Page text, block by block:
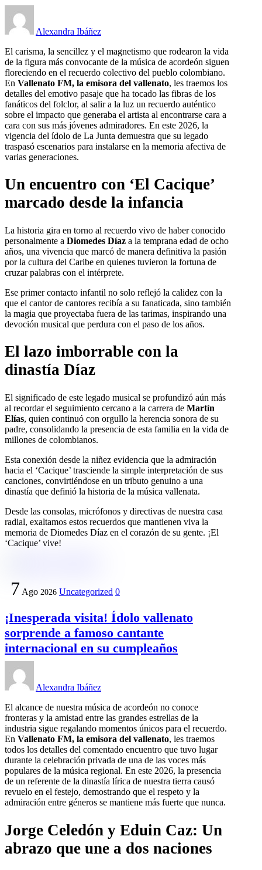
Alexandra Ibáñez
El carisma, la sencillez y el magnetismo que rodearon la vida
de la figura más convocante de la música de acordeón siguen
floreciendo en el recuerdo colectivo del pueblo colombiano.
En Vallenato FM, la emisora del vallenato, les traemos los
detalles del emotivo pasaje que ha tocado las fibras de los
fanáticos del folclor, al salir a la luz un recuerdo auténtico
sobre el impacto que generaba el artista al encontrarse cara a
cara con sus más jóvenes admiradores. En este 2026, la
vigencia del ídolo de La Junta demuestra que su legado
traspasó escenarios para instalarse en la memoria afectiva de
varias generaciones.
Un encuentro con ‘El Cacique’
marcado desde la infancia
La historia gira en torno al recuerdo vivo de haber conocido
personalmente a Diomedes Díaz a la temprana edad de ocho
años, una vivencia que marcó de manera definitiva la pasión
por la cultura del Caribe en quienes tuvieron la fortuna de
cruzar palabras con el intérprete.
Ese primer contacto infantil no solo reflejó la calidez con la
que el cantor de cantores recibía a su fanaticada, sino también
la magia que proyectaba fuera de las tarimas, inspirando una
devoción musical que perdura con el paso de los años.
El lazo imborrable con la
dinastía Díaz
El significado de este legado musical se profundizó aún más
al recordar el seguimiento cercano a la carrera de Martín
Elías, quien continuó con orgullo la herencia sonora de su
padre, consolidando la presencia de esta familia en la vida de
millones de colombianos.
Esta conexión desde la niñez evidencia que la admiración
hacia el ‘Cacique’ trasciende la simple interpretación de sus
canciones, convirtiéndose en un tributo genuino a una
dinastía que definió la historia de la música vallenata.
Desde las consolas, micrófonos y directivas de nuestra casa
radial, exaltamos estos recuerdos que mantienen viva la
memoria de Diomedes Díaz en el corazón de su gente. ¡El
‘Cacique’ vive!
7 Ago 2026 Uncategorized 0
¡Inesperada visita! Ídolo vallenato
sorprende a famoso cantante
internacional en su cumpleaños
Alexandra Ibáñez
El alcance de nuestra música de acordeón no conoce
fronteras y la amistad entre las grandes estrellas de la
industria sigue regalando momentos únicos para el recuerdo.
En Vallenato FM, la emisora del vallenato, les traemos
todos los detalles del comentado encuentro que tuvo lugar
durante la celebración privada de una de las voces más
populares de la música regional. En este 2026, la presencia
de un referente de la dinastía lírica de nuestra tierra causó
revuelo en el festejo, demostrando que el respeto y la
admiración entre géneros se mantiene más fuerte que nunca.
Jorge Celedón y Eduin Caz: Un
abrazo que une a dos naciones